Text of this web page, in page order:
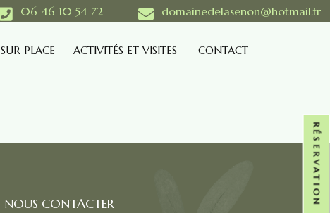
06 46 10 54 72 domainedelasenon@hotmail.fr
SUR PLACE ACTIVITÉS ET VISITES CONTACT
RÉSERVATION
NOUS CONTACTER